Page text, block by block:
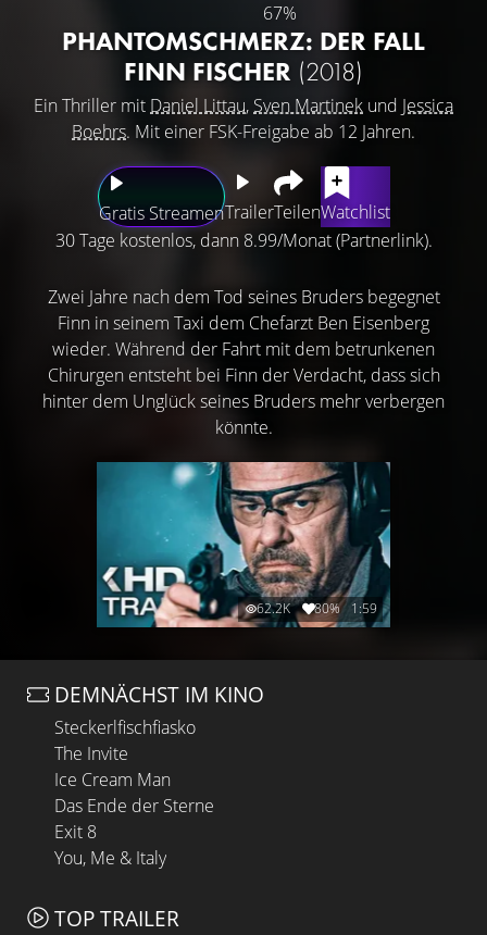
67%
PHANTOMSCHMERZ: DER FALL
FINN FISCHER (2018)
Ein Thriller mit Daniel Littau, Sven Martinek und Jessica
Boehrs. Mit einer FSK-Freigabe ab 12 Jahren.
Gratis StreamenTrailerTeilenWatchlist
30 Tage kostenlos, dann 8.99/Monat (Partnerlink).
Zwei Jahre nach dem Tod seines Bruders begegnet
Finn in seinem Taxi dem Chefarzt Ben Eisenberg
wieder. Während der Fahrt mit dem betrunkenen
Chirurgen entsteht bei Finn der Verdacht, dass sich
hinter dem Unglück seines Bruders mehr verbergen
könnte.
62.2K 80% 1:59
DEMNÄCHST IM KINO
Steckerlfischfiasko
The Invite
Ice Cream Man
Das Ende der Sterne
Exit 8
You, Me & Italy
TOP TRAILER